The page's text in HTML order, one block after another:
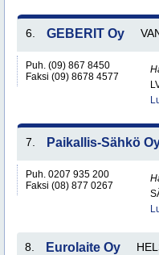
6. GEBERIT Oy
Puh. (09) 867 8450
Faksi (09) 8678 4577
7. Paikallis-Sähkö
Puh. 0207 935 200
Faksi (08) 877 0267
8. Eurolaite Oy